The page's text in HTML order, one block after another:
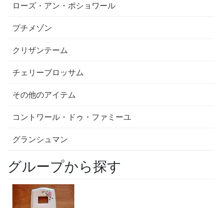
ローズ・アン・ポショワール
プチメゾン
クリザンテーム
チェリーブロッサム
その他のアイテム
コントワール・ドゥ・ファミーユ
グランシュマン
グループから探す